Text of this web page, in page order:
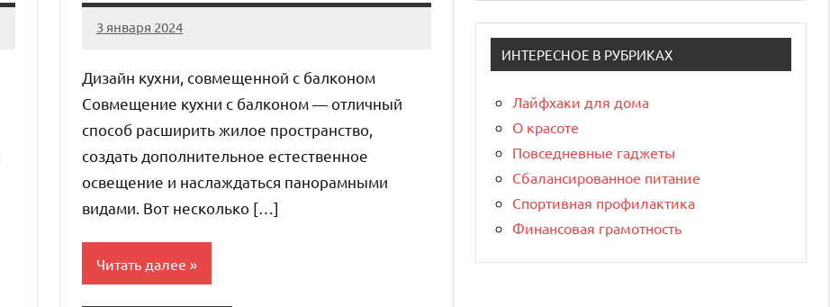
3 января 2024
organic63_ru
Нет
Дизайн кухни, совмещенной с балконом
Совмещение кухни с балконом — отличный
способ расширить жилое пространство,
создать дополнительное естественное
освещение и наслаждаться панорамными
видами. Вот несколько […]
Читать далее
ИНТЕРЕСНОЕ В РУБРИКАХ
Лайфхаки для дома
О красоте
Повседневные гаджеты
Сбалансированное питание
Спортивная профилактика
Финансовая грамотность